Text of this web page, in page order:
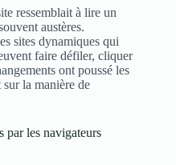
ressemblait à lire un
austères.
sites dynamiques qui
faire défiler, cliquer
ont poussé les
la manière de
par les navigateurs